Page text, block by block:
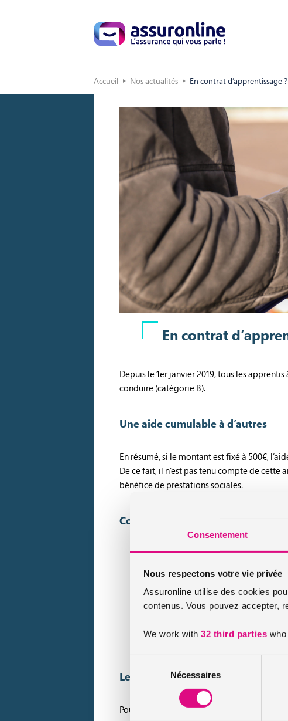
Consentement
Nous respectons votre vie privée
Assuronline utilise des cookies
contenus. Vous pouvez accepter,
We work with 32 third parties
du
consentement
Nécessaires
Accueil Nos actualités En contrat d’apprentissage
En contrat
Depuis le 1er janvier 2019, tous les
conduire (catégorie B).
Une aide cumulable à d’autres
En résumé, si le montant est fixé à 500€,
De ce fait, il n’est pas tenu compte de
bénéfice de prestations sociales.
Comment bénéficier de l’aide
Il faut être âgé d’au
Être titulaire d’un
S’engager dans la
Les informations à transmettre
Pour conclure, c’est à l’établissement où il